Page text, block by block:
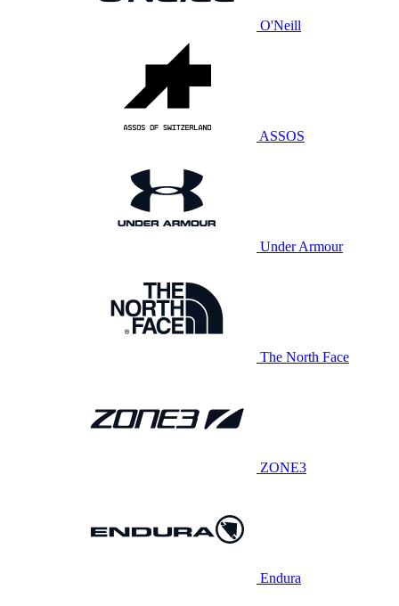
O'Neill
ASSOS
Under Armour
The North Face
ZONE3
Endura